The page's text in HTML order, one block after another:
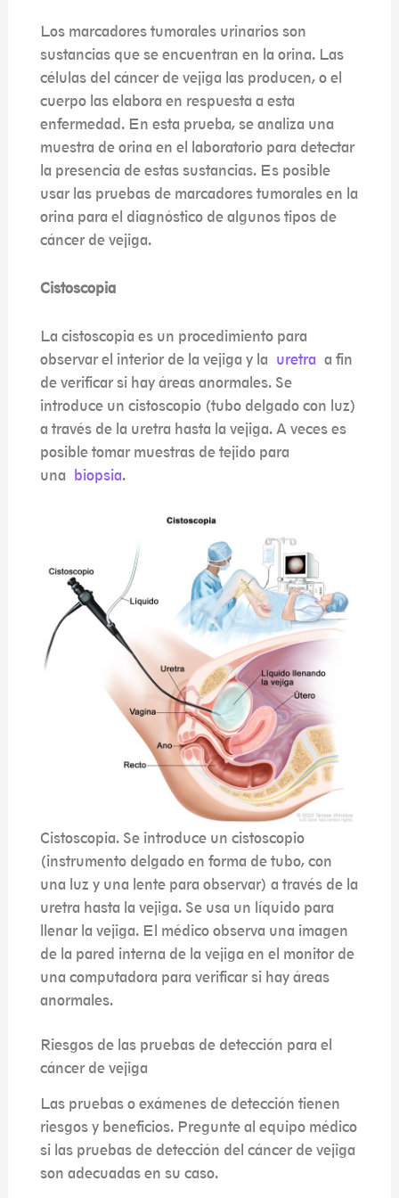
Los marcadores tumorales urinarios son
sustancias que se encuentran en la orina. Las
células del cáncer de vejiga las producen, o el
cuerpo las elabora en respuesta a esta
enfermedad. En esta prueba, se analiza una
muestra de orina en el laboratorio para detectar
la presencia de estas sustancias. Es posible
usar las pruebas de marcadores tumorales en la
orina para el diagnóstico de algunos tipos de
cáncer de vejiga.
Cistoscopia
La cistoscopia es un procedimiento para
observar el interior de la vejiga y la uretra a fin
de verificar si hay áreas anormales. Se
introduce un cistoscopio (tubo delgado con luz)
a través de la uretra hasta la vejiga. A veces es
posible tomar muestras de tejido para
una biopsia.
Cistoscopia. Se introduce un cistoscopio
(instrumento delgado en forma de tubo, con
una luz y una lente para observar) a través de la
uretra hasta la vejiga. Se usa un líquido para
llenar la vejiga. El médico observa una imagen
de la pared interna de la vejiga en el monitor de
una computadora para verificar si hay áreas
anormales.
Riesgos de las pruebas de detección para el
cáncer de vejiga
Las pruebas o exámenes de detección tienen
riesgos y beneficios. Pregunte al equipo médico
si las pruebas de detección del cáncer de vejiga
son adecuadas en su caso.